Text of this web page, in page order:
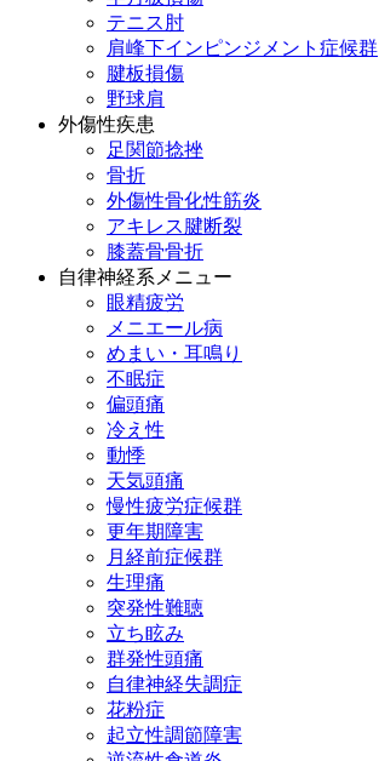
テニス肘
肩峰下インピンジメント症候群
腱板損傷
野球肩
外傷性疾患
足関節捻挫
骨折
外傷性骨化性筋炎
アキレス腱断裂
膝蓋骨骨折
自律神経系メニュー
眼精疲労
メニエール病
めまい・耳鳴り
不眠症
偏頭痛
冷え性
動悸
天気頭痛
慢性疲労症候群
更年期障害
月経前症候群
生理痛
突発性難聴
立ち眩み
群発性頭痛
自律神経失調症
花粉症
起立性調節障害